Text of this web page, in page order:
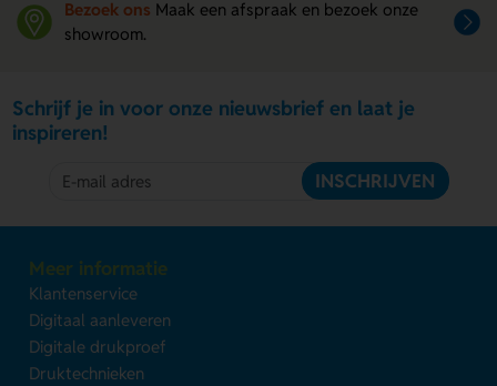
Bezoek ons Maak een afspraak en bezoek onze
showroom.
Schrijf je in voor onze nieuwsbrief en laat je
inspireren!
INSCHRIJVEN
Meer informatie
Klantenservice
Digitaal aanleveren
Digitale drukproef
Druktechnieken